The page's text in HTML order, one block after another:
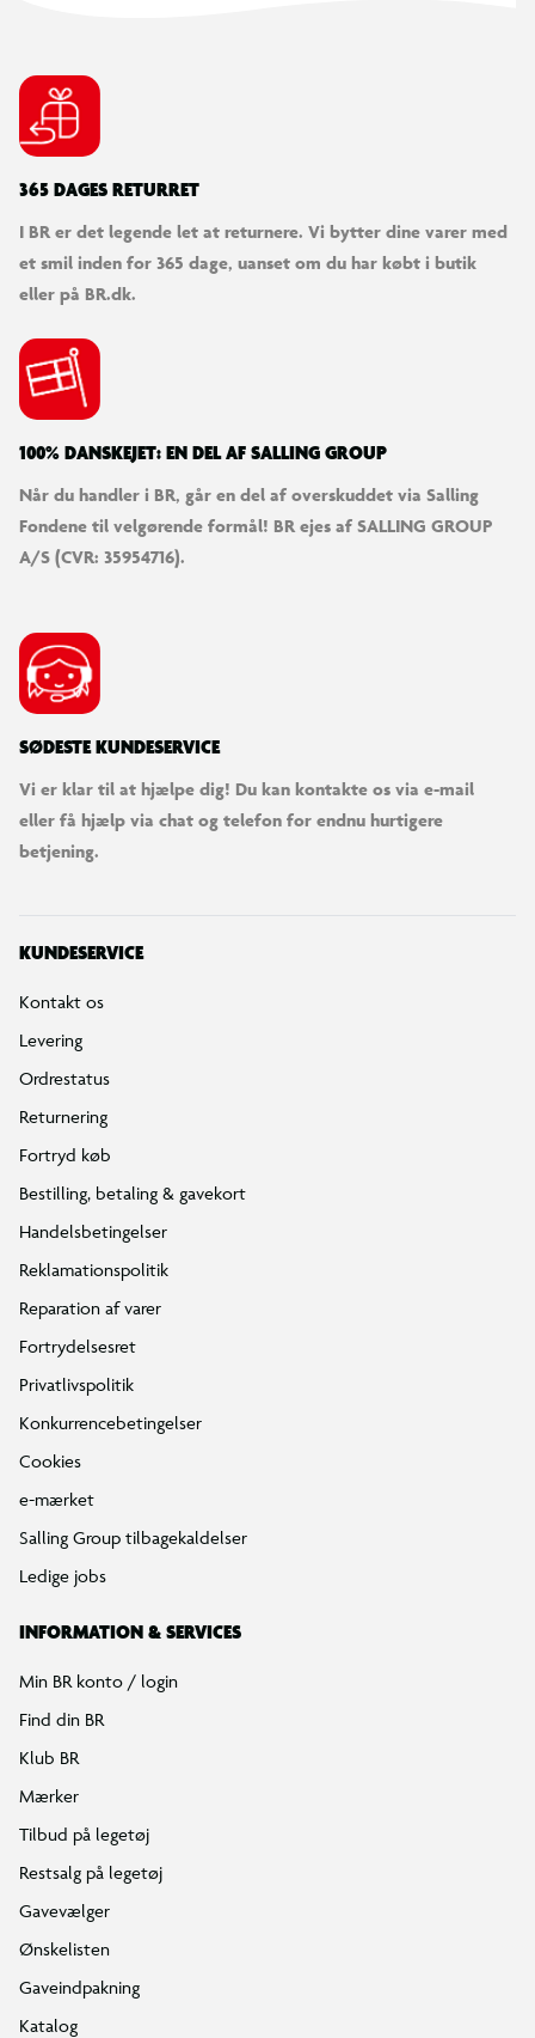
365 DAGES RETURRET
I BR er det legende let at returnere. Vi bytter dine varer med
et smil inden for 365 dage, uanset om du har købt i butik
eller på BR.dk.
100% DANSKEJET: EN DEL AF SALLING GROUP
Når du handler i BR, går en del af overskuddet via Salling
Fondene til velgørende formål! BR ejes af SALLING GROUP
A/S (CVR: 35954716).
SØDESTE KUNDESERVICE
Vi er klar til at hjælpe dig! Du kan kontakte os via e-mail
eller få hjælp via chat og telefon for endnu hurtigere
betjening.
KUNDESERVICE
Kontakt os
Levering
Ordrestatus
Returnering
Fortryd køb
Bestilling, betaling & gavekort
Handelsbetingelser
Reklamationspolitik
Reparation af varer
Fortrydelsesret
Privatlivspolitik
Konkurrencebetingelser
Cookies
e-mærket
Salling Group tilbagekaldelser
Ledige jobs
INFORMATION & SERVICES
Min BR konto / login
Find din BR
Klub BR
Mærker
Tilbud på legetøj
Restsalg på legetøj
Gavevælger
Ønskelisten
Gaveindpakning
Katalog